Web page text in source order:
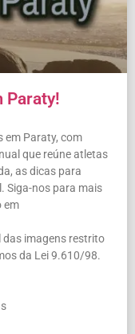
Paraty!
em Paraty, com
que reúne atletas
as dicas para
Siga-nos para mais
em
das imagens restrito
da Lei 9.610/98.